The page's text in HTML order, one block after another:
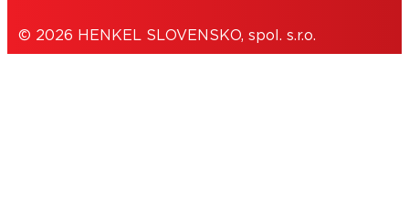
© 2026 HENKEL SLOVENSKO, spol. s.r.o.